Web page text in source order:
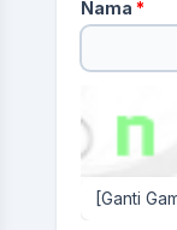
Nama *
[Ganti